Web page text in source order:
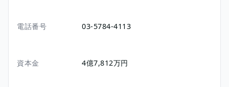
電話番号 03-5784-4113
資本金 4億7,812万円